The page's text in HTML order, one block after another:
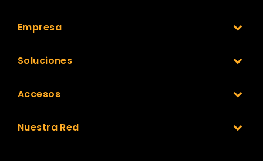
Empresa
Soluciones
Accesos
Nuestra Red